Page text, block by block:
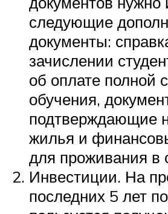
следующие
документы:
зачислении
об оплате полной
обучения,
подтверждающие
жилья и
для проживания в
Инвестиции. На
последних 5 лет